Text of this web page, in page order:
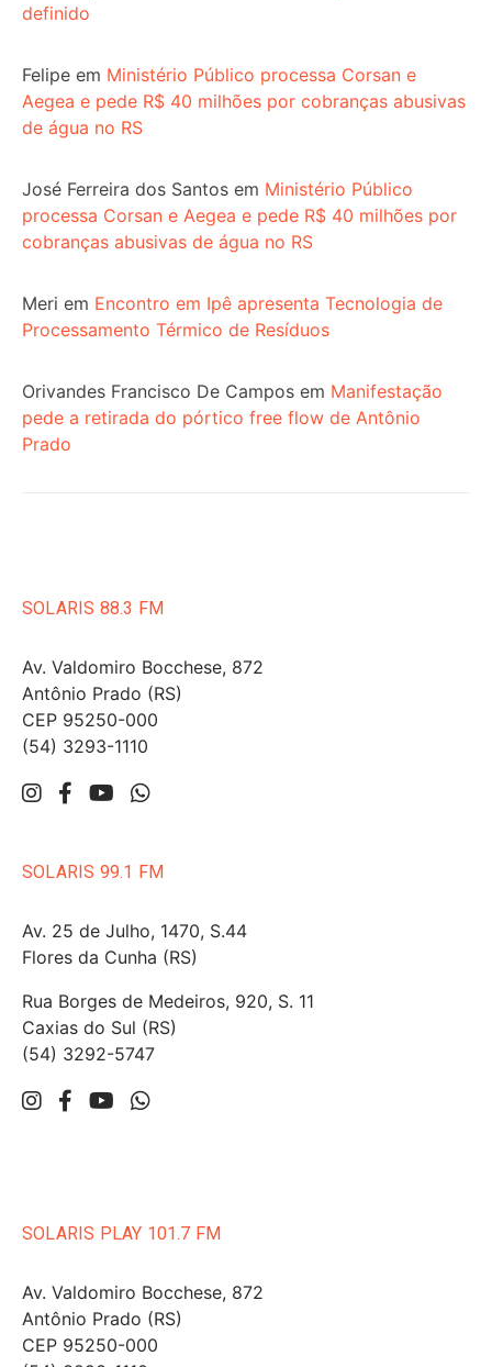
definido
Felipe em Ministério Público processa Corsan e
Aegea e pede R$ 40 milhões por cobranças abusivas
de água no RS
José Ferreira dos Santos em Ministério Público
processa Corsan e Aegea e pede R$ 40 milhões por
cobranças abusivas de água no RS
Meri em Encontro em Ipê apresenta Tecnologia de
Processamento Térmico de Resíduos
Orivandes Francisco De Campos em Manifestação
pede a retirada do pórtico free flow de Antônio
Prado
SOLARIS 88.3 FM
Av. Valdomiro Bocchese, 872
Antônio Prado (RS)
CEP 95250-000
(54) 3293-1110
SOLARIS 99.1 FM
Av. 25 de Julho, 1470, S.44
Flores da Cunha (RS)
Rua Borges de Medeiros, 920, S. 11
Caxias do Sul (RS)
(54) 3292-5747
SOLARIS PLAY 101.7 FM
Av. Valdomiro Bocchese, 872
Antônio Prado (RS)
CEP 95250-000